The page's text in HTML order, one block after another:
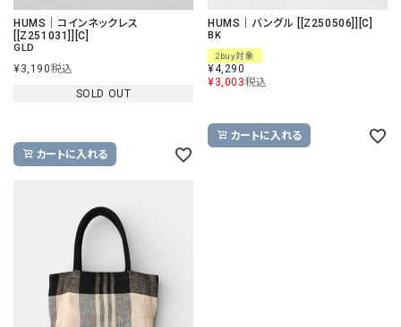
HUMS｜コインネックレス
[[Z251031]][C]
GLD
¥3,190税込
SOLD OUT
カートに入れる
HUMS｜バングル [[Z250506]][C]
BK
2buy対象
¥4,290
¥3,003税込
カートに入れる